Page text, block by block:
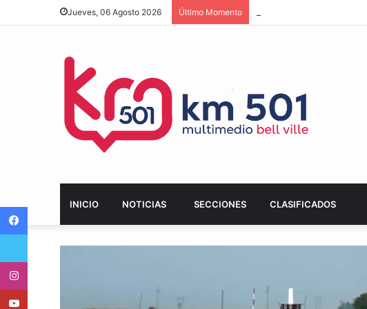
Jueves, 06 Agosto 2026 Último Momento
INICIO NOTICIAS SECCIONES CLASIFICADOS